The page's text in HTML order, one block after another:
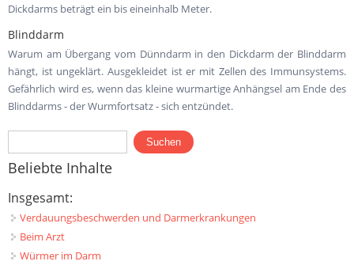
Dickdarms beträgt ein bis eineinhalb Meter.
Blinddarm
Warum am Übergang vom Dünndarm in den Dickdarm der Blinddarm
hängt, ist ungeklärt. Ausgekleidet ist er mit Zellen des Immunsystems.
Gefährlich wird es, wenn das kleine wurmartige Anhängsel am Ende des
Blinddarms - der Wurmfortsatz - sich entzündet.
Suchformular
Suchen
Beliebte Inhalte
Insgesamt:
Verdauungsbeschwerden und Darmerkrankungen
Beim Arzt
Würmer im Darm